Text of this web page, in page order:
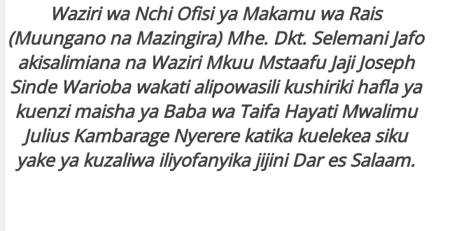
Waziri wa Nchi Ofisi ya Makamu wa Rais
(Muungano na Mazingira) Mhe. Dkt. Selemani Jafo
akisalimiana na Waziri Mkuu Mstaafu Jaji Joseph
Sinde Warioba wakati alipowasili kushiriki hafla ya
kuenzi maisha ya Baba wa Taifa Hayati Mwalimu
Julius Kambarage Nyerere katika kuelekea siku
yake ya kuzaliwa iliyofanyika jijini Dar es Salaam.